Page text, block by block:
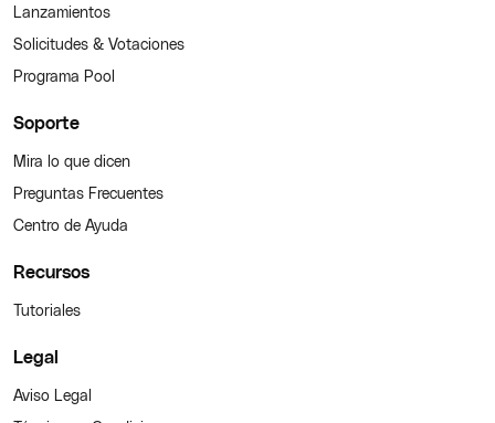
Lanzamientos
Solicitudes & Votaciones
Programa Pool
Soporte
Mira lo que dicen
Preguntas Frecuentes
Centro de Ayuda
Recursos
Tutoriales
Legal
Aviso Legal